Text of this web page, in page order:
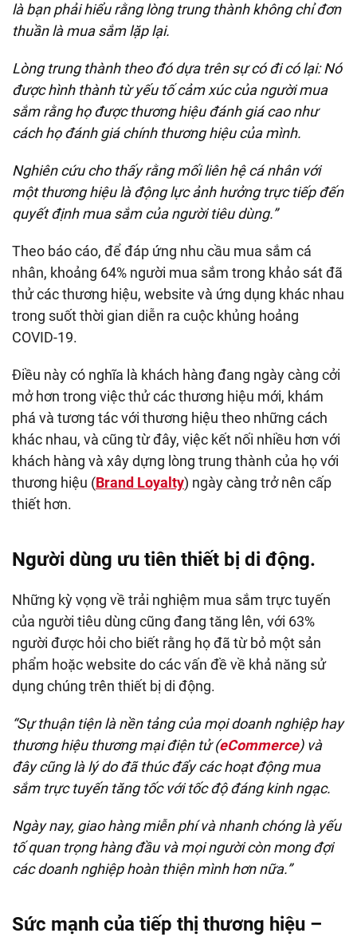
là bạn phải hiểu rằng lòng trung thành không chỉ đơn
thuần là mua sắm lặp lại.
Lòng trung thành theo đó dựa trên sự có đi có lại: Nó
được hình thành từ yếu tố cảm xúc của người mua
sắm rằng họ được thương hiệu đánh giá cao như
cách họ đánh giá chính thương hiệu của mình.
Nghiên cứu cho thấy rằng mối liên hệ cá nhân với
một thương hiệu là động lực ảnh hưởng trực tiếp đến
quyết định mua sắm của người tiêu dùng.”
Theo báo cáo, để đáp ứng nhu cầu mua sắm cá
nhân, khoảng 64% người mua sắm trong khảo sát đã
thử các thương hiệu, website và ứng dụng khác nhau
trong suốt thời gian diễn ra cuộc khủng hoảng
COVID-19.
Điều này có nghĩa là khách hàng đang ngày càng cởi
mở hơn trong việc thử các thương hiệu mới, khám
phá và tương tác với thương hiệu theo những cách
khác nhau, và cũng từ đây, việc kết nối nhiều hơn với
khách hàng và xây dựng lòng trung thành của họ với
thương hiệu (Brand Loyalty) ngày càng trở nên cấp
thiết hơn.
Người dùng ưu tiên thiết bị di động.
Những kỳ vọng về trải nghiệm mua sắm trực tuyến
của người tiêu dùng cũng đang tăng lên, với 63%
người được hỏi cho biết rằng họ đã từ bỏ một sản
phẩm hoặc website do các vấn đề về khả năng sử
dụng chúng trên thiết bị di động.
“Sự thuận tiện là nền tảng của mọi doanh nghiệp hay
thương hiệu thương mại điện tử (eCommerce) và
đây cũng là lý do đã thúc đẩy các hoạt động mua
sắm trực tuyến tăng tốc với tốc độ đáng kinh ngạc.
Ngày nay, giao hàng miễn phí và nhanh chóng là yếu
tố quan trọng hàng đầu và mọi người còn mong đợi
các doanh nghiệp hoàn thiện mình hơn nữa.”
Sức mạnh của tiếp thị thương hiệu –